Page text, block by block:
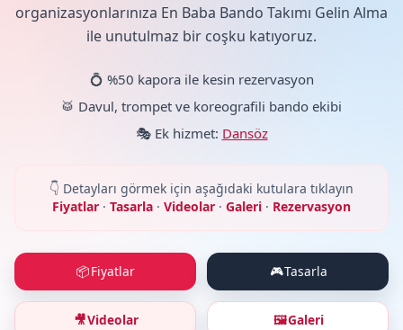
organizasyonlarınıza En Baba Bando Takımı Gelin Alma
ile unutulmaz bir coşku katıyoruz.
💍 %50 kapora ile kesin rezervasyon
🥁 Davul, trompet ve koreografili bando ekibi
🎭 Ek hizmet: Dansöz
👇 Detayları görmek için aşağıdaki kutulara tıklayın
Fiyatlar · Tasarla · Videolar · Galeri · Rezervasyon
📦Fiyatlar 🎮Tasarla
🎥Videolar 🖼️Galeri